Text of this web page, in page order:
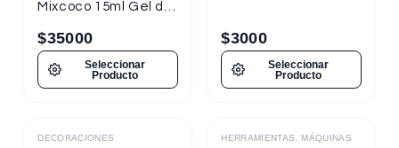
Mixcoco 15ml Gel de
$35000
Seleccionar
Producto
$3000
Seleccionar
Producto
Destacado
DECORACIONES HERRAMIENTAS, MÁQUINAS